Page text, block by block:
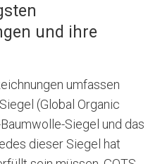
und ihre
umfassen
(Global Organic
Siegel und das
dieser Siegel hat